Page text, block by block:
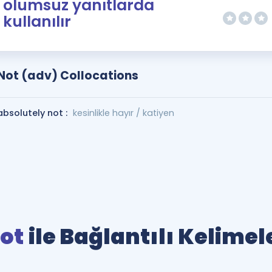
olumsuz yanıtlarda
kullanılır
(adv) Collocations
not : kesinlikle hayır / katiyen
ile Bağlantılı